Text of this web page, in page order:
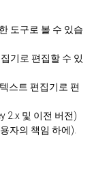
도구로 볼 수 있습
기로 편집할 수 있
스트 편집기로 편
2.x 및 이전 버전)
자의 책임 하에).